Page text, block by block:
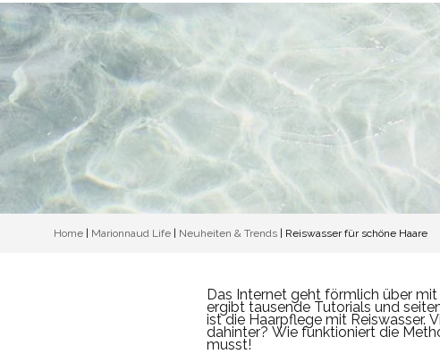
Home | Marionnaud Life | Neuheiten & Trends | Reiswasser für schöne Haare
Das Internet geht förmlich über
ergibt tausende Tutorials und
ist die Haarpflege mit Reiswasser.
dahinter? Wie funktioniert die
musst!